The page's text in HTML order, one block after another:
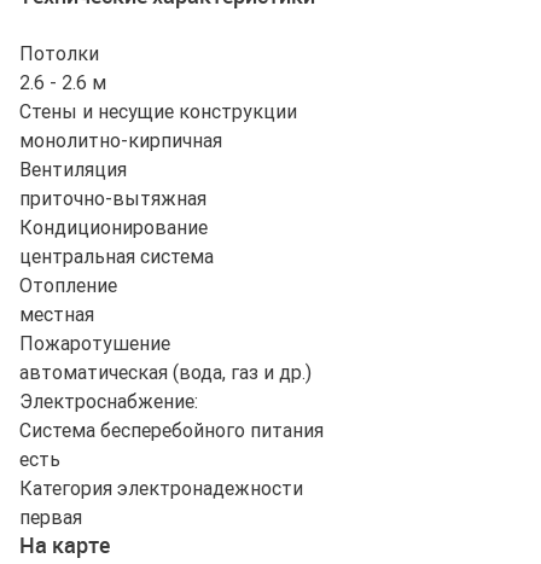
Потолки
2.6 - 2.6 м
Стены и несущие конструкции
монолитно-кирпичная
Вентиляция
приточно-вытяжная
Кондиционирование
центральная система
Отопление
местная
Пожаротушение
автоматическая (вода, газ и др.)
Электроснабжение:
Система бесперебойного питания
есть
Категория электронадежности
первая
На карте